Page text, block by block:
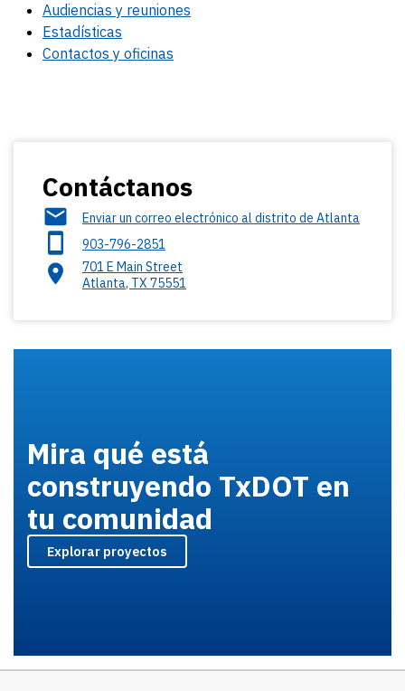
Audiencias y reuniones
Estadísticas
Contactos y oficinas
Contáctanos
Enviar un correo electrónico al distrito de Atlanta
903-796-2851
701 E Main Street
Atlanta, TX 75551
Mira qué está
construyendo TxDOT en
tu comunidad
Explorar proyectos